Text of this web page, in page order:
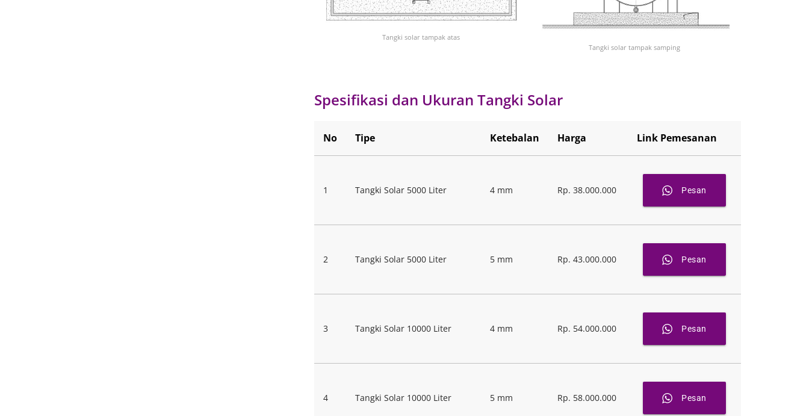
Tangki solar tampak atas
Tangki solar tampak samping
Spesifikasi dan Ukuran Tangki Solar
No Tipe Ketebalan Harga Link Pemesanan
1 Tangki Solar 5000 Liter 4 mm Rp. 38.000.000 Pesan
2 Tangki Solar 5000 Liter 5 mm Rp. 43.000.000 Pesan
3 Tangki Solar 10000 Liter 4 mm Rp. 54.000.000 Pesan
4 Tangki Solar 10000 Liter 5 mm Rp. 58.000.000 Pesan